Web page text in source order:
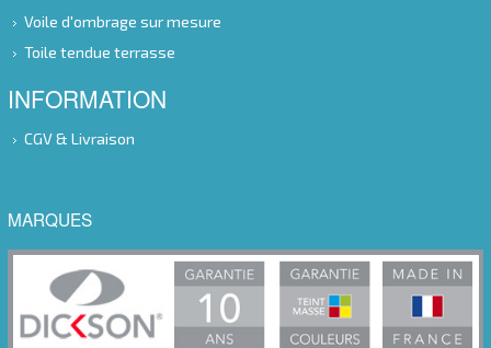
Voile d'ombrage sur mesure
Toile tendue terrasse
INFORMATION
CGV & Livraison
MARQUES